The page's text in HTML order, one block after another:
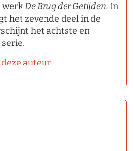
werkDe Brug der Getijden. In
het zevende deel in de
het achtste en
deze auteur